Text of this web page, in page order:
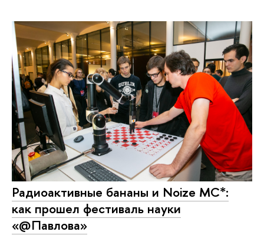
Радиоактивные бананы и Noize MC*:
как прошел фестиваль науки
«@Павлова»